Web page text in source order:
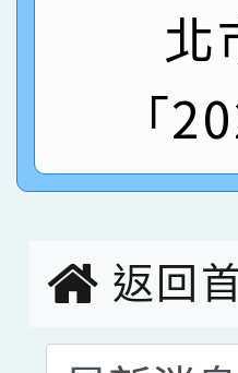
名 指導
園市英
指導老
賀！本
賽 劉文
臺灣台
賀！本
市賽榮
北
「
返回